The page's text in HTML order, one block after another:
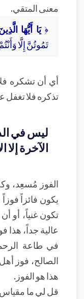
معنى المتقي.
﴿يَا أَيُّهَا
تَمُوتُنَّ إِلَّا
أي أن تشكره
تذكره فلا تغفل
ليس في
الآخرة إلا
الفوز مُسعِد،
يكون فائزاً
تكون غنياً، أو
عالية جداً، هذا
في طاعة
الصالح، فوز
هذا هو الفوز.
قل لي ما